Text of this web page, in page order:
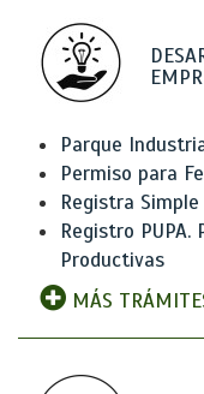
Parque
Permiso para
Registra Simple
Registro PUPA.
Productivas
MÁS